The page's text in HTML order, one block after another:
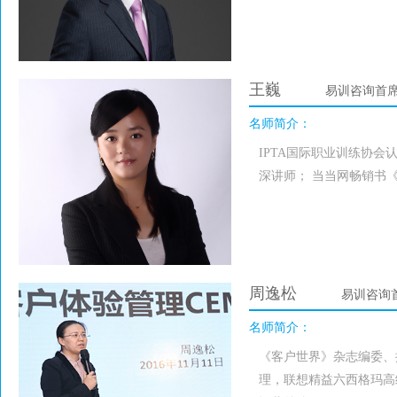
王巍 易训咨询首
名师简介：
IPTA国际职业训练协会
深讲师； 当当网畅销书
周逸松 易训咨询
名师简介：
《客户世界》杂志编委
理，联想精益六西格玛